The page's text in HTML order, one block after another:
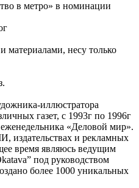
в метро» в номинации
материалами, несу только
иллюстратора
газет, с 1993г по 1996г
«Деловой мир».
издательствах и рекламных
время являюсь ведущим
под руководством
более 1000 уникальных